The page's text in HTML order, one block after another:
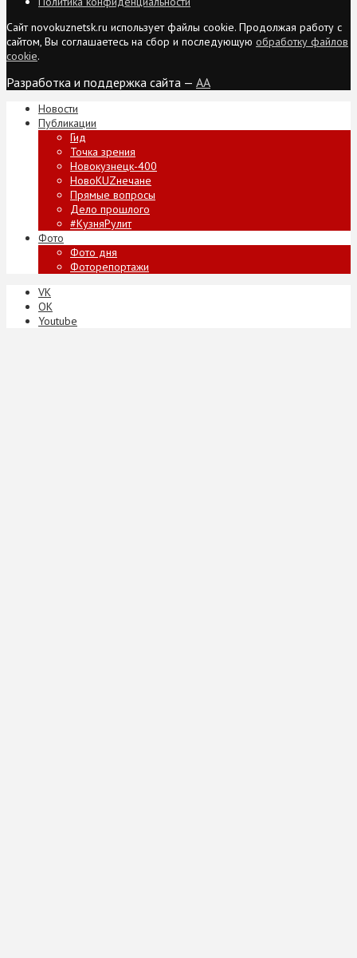
Сайт novokuznetsk.ru использует файлы cookie. Продолжая работу с
сайтом, Вы соглашаетесь на сбор и последующую обработку файлов
cookie.
Разработка и поддержка сайта — AA
Новости
Публикации
Гид
Точка зрения
Новокузнецк-400
НовоKUZнечане
Прямые вопросы
Дело прошлого
#КузняРулит
Фото
Фото дня
Фоторепортажи
VK
ОК
Youtube